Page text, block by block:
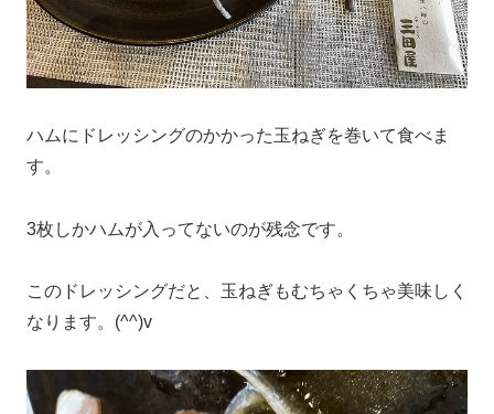
ハムにドレッシングのかかった玉ねぎを巻いて食べま
す。
3枚しかハムが入ってないのが残念です。
このドレッシングだと、玉ねぎもむちゃくちゃ美味しく
なります。(^^)v